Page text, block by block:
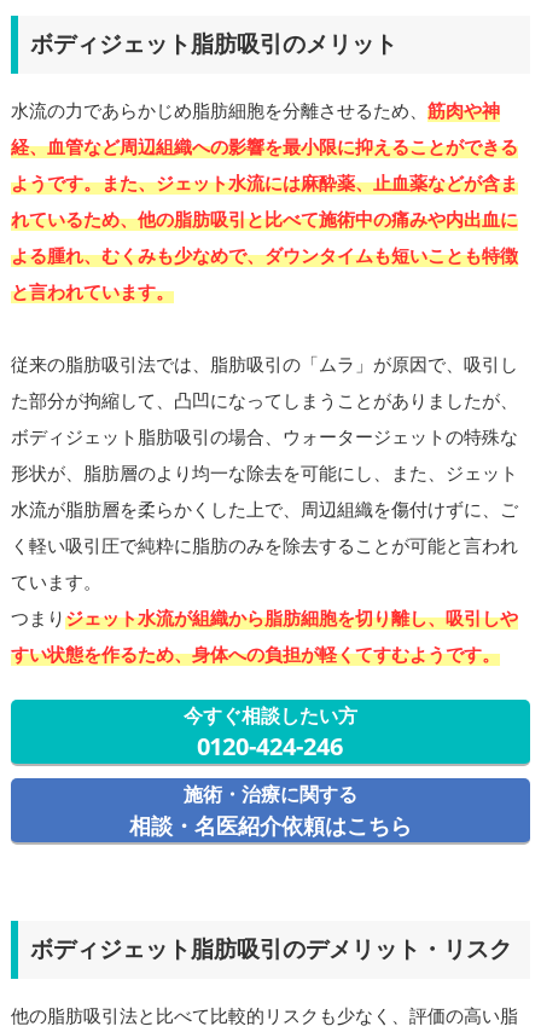
ボディジェット脂肪吸引のメリット
水流の力であらかじめ脂肪細胞を分離させるため、 筋肉や神
経、血管など周辺組織への影響を最小限に抑えることができる
ようです。また、ジェット水流には麻酔薬、止血薬などが含ま
れているため、他の脂肪吸引と比べて施術中の痛みや内出血に
よる腫れ、むくみも少なめで、ダウンタイムも短いことも特徴
と言われています。
従来の脂肪吸引法では、脂肪吸引の「ムラ」が原因で、吸引し
た部分が拘縮して、凸凹になってしまうことがありましたが、
ボディジェット脂肪吸引の場合、ウォータージェットの特殊な
形状が、脂肪層のより均一な除去を可能にし、また、ジェット
水流が脂肪層を柔らかくした上で、周辺組織を傷付けずに、ご
く軽い吸引圧で純粋に脂肪のみを除去することが可能と言われ
ています。
つまりジェット水流が組織から脂肪細胞を切り離し、吸引しや
すい状態を作るため、身体への負担が軽くてすむようです。
今すぐ相談したい方
0120-424-246
施術・治療に関する
相談・名医紹介依頼はこちら
ボディジェット脂肪吸引のデメリット・リスク
他の脂肪吸引法と比べて比較的リスクも少なく、評価の高い脂